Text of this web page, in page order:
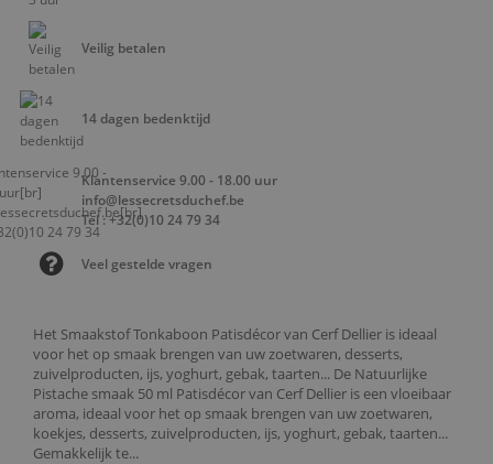
Het Smaakstof Tonkaboon Patisdécor van Cerf Dellier is ideaal
voor het op smaak brengen van uw zoetwaren, desserts,
zuivelproducten, ijs, yoghurt, gebak, taarten... De Natuurlijke
Pistache smaak 50 ml Patisdécor van Cerf Dellier is een vloeibaar
aroma, ideaal voor het op smaak brengen van uw zoetwaren,
koekjes, desserts, zuivelproducten, ijs, yoghurt, gebak, taarten...
Gemakkelijk te...
Veilig betalen
14 dagen bedenktijd
Klantenservice 9.00 - 18.00 uur
info@lessecretsduchef.be
Tel : +32(0)10 24 79 34
Veel gestelde vragen